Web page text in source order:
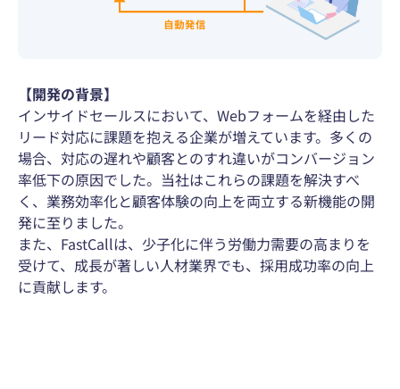
【開発の背景】
インサイドセールスにおいて、Webフォームを経由した
リード対応に課題を抱える企業が増えています。多くの
場合、対応の遅れや顧客とのすれ違いがコンバージョン
率低下の原因でした。当社はこれらの課題を解決すべ
く、業務効率化と顧客体験の向上を両立する新機能の開
発に至りました。
また、FastCallは、少子化に伴う労働力需要の高まりを
受けて、成長が著しい人材業界でも、採用成功率の向上
に貢献します。